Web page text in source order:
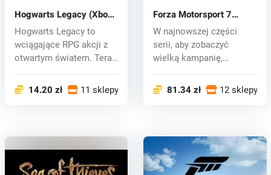
Hogwarts Legacy (Xbox
One) key
Hogwarts Legacy to
wciągające RPG akcji z
otwartym światem. Teraz
14.20 zł 11 sklepy
Forza Motorsport 7
(Xbox One) key
W najnowszej części
serii, aby zobaczyć
wielką kampanię,
81.34 zł 12 sklepy